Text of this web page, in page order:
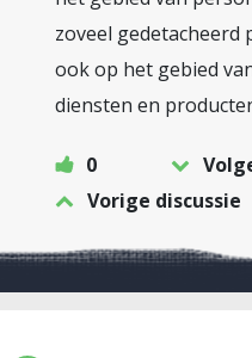
zoveel gedetacheerd
ook op het gebied
diensten en
0
Vorige discussie